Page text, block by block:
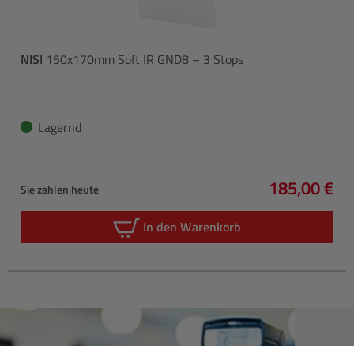
NISI 150x170mm Soft IR GND8 – 3 Stops
Lagernd
Sie zahlen heute
Regulärer
185,00 €
In den Warenkorb